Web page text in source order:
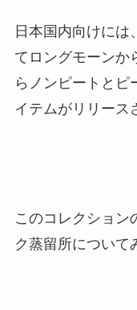
日本国内向けには
てロングモーンか
らノンピートとピ
イテムがリリース
このコレクション
ク蒸留所について